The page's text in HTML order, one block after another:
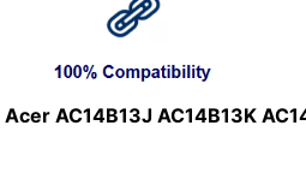
AC14B13J AC14B13K